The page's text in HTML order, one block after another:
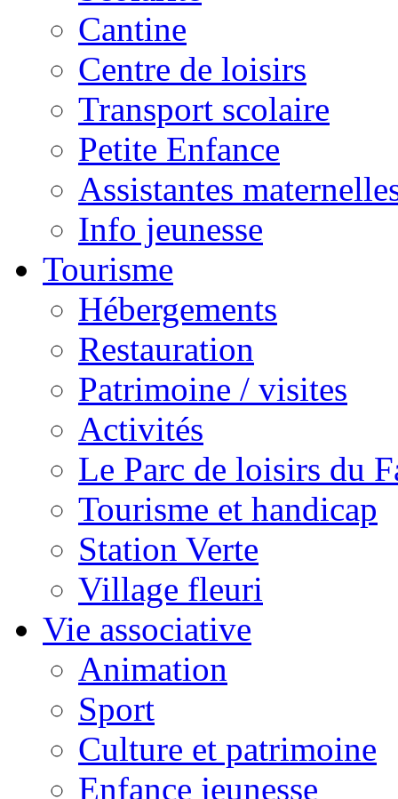
Cantine
Centre de loisirs
Transport scolaire
Petite Enfance
Assistantes
Info jeunesse
Tourisme
Hébergements
Restauration
Patrimoine / visites
Activités
Le Parc de loisirs du
Tourisme et handicap
Station Verte
Village fleuri
Vie associative
Animation
Sport
Culture et patrimoine
Enfance jeunesse